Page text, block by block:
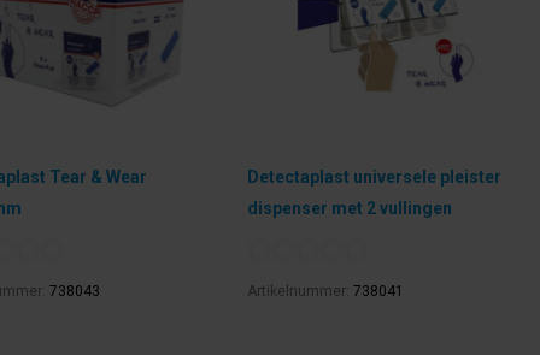
Tear & Wear
738043
Detectaplast universele pleister
dispenser met 2 vullingen
Artikelnummer: 738041